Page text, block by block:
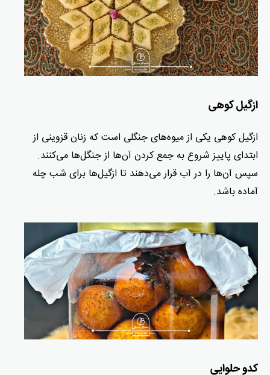
ازگیل کوهی
ازگیل کوهی یکی از میوه‌های جنگلی است که زنان قزوینی از
ابتدای پاییز شروع به جمع کردن آن‌ها از جنگل‌ها می‌کنند.
سپس آن‌ها را در آب قرار می‌دهند تا ازگیل‌ها برای شب چله
آماده باشد.
کدو حلوایی